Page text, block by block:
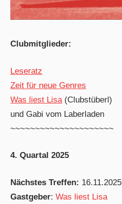
Clubmitglieder:
Leseratz
Zeit für neue Genres
Was liest Lisa(Clubstüberl)
und Gabi vom Laberladen
~~~~~~~~~~~~~~~~~~~~~
4. Quartal 2025
Nächstes Treffen: 16.11.2025
Gastgeber:Was liest Lisa